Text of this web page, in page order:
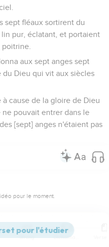
sept fléaux sortirent du
pur, éclatant, et portaient
aux sept anges sept
Dieu qui vit aux siècles
cause de la gloire de Dieu
pouvait entrer dans le
[sept] anges n'étaient pas
pour le moment.
de Dieu
venait du temple et disait
Strong